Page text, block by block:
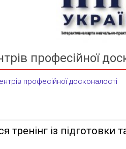
професійної
професійної досконалості
тренінг із підготовки